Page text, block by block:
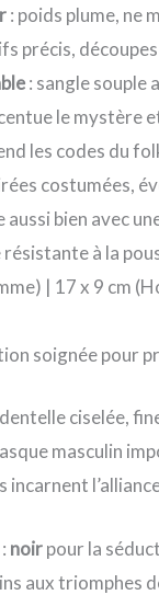
: poids plume, ne
précis,
: sangle souple
le mystère
les codes du
costumées,
aussi bien avec
résistante à la
| 17 x 9 cm
soignée pour
ciselée,
masculin
noirpour la
aux triomphes